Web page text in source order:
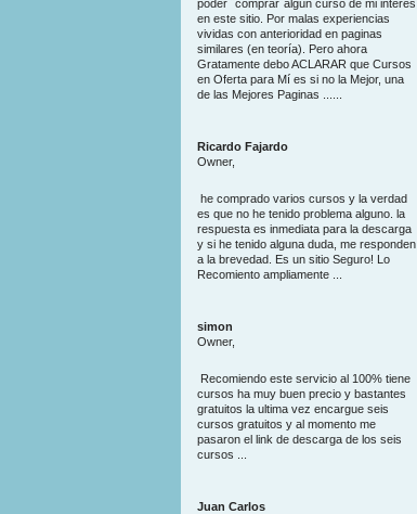
poder ¨comprar¨algún curso de mi interés
en este sitio. Por malas experiencias
vividas con anterioridad en paginas
similares (en teoría). Pero ahora
Gratamente debo ACLARAR que Cursos
en Oferta para Mí es si no la Mejor, una
de las Mejores Paginas ......
Ricardo Fajardo
Owner,
he comprado varios cursos y la verdad
es que no he tenido problema alguno. la
respuesta es inmediata para la descarga
y si he tenido alguna duda, me responden
a la brevedad. Es un sitio Seguro! Lo
Recomiento ampliamente ...
simon
Owner,
Recomiendo este servicio al 100% tiene
cursos ha muy buen precio y bastantes
gratuitos la ultima vez encargue seis
cursos gratuitos y al momento me
pasaron el link de descarga de los seis
cursos ...
Juan Carlos